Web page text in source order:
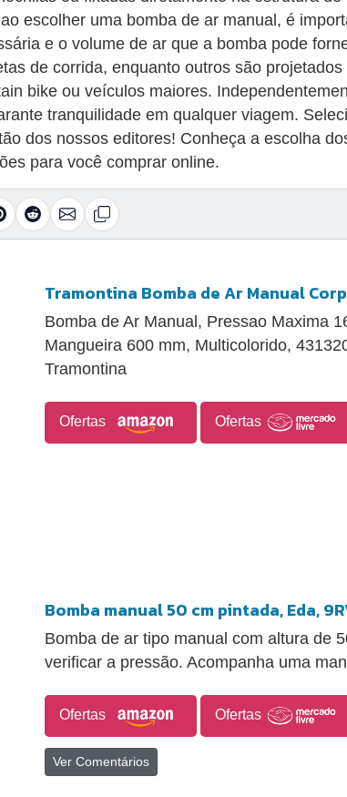
escolher uma bomba de ar manual, é
e o volume de ar que a bomba pode
de corrida, enquanto outros são
bike ou veículos maiores.
tranquilidade em qualquer viagem.
dos nossos editores! Conheça a escolha
para você comprar online.
Tramontina Bomba de Ar Manual
Bomba de Ar Manual, Pressao Maxima
Mangueira 600 mm, Multicolorido,
Tramontina
Ofertas Ofertas
Bomba manual 50 cm pintada, Eda,
Bomba de ar tipo manual com altura de
verificar a pressão. Acompanha uma
Ofertas Ofertas
Ver Comentários